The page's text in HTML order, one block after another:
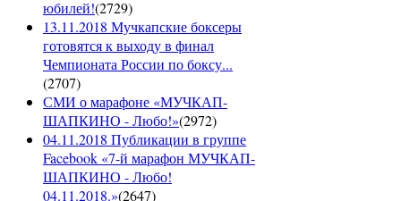
юбилей!(2729)
13.11.2018 Мучкапские боксеры
готовятся к выходу в финал
Чемпионата России по боксу...
(2707)
СМИ о марафоне «МУЧКАП-
ШАПКИНО - Любо!»(2972)
04.11.2018 Публикации в группе
Facebook «7-й марафон МУЧКАП-
ШАПКИНО - Любо!
04.11.2018.»(2647)